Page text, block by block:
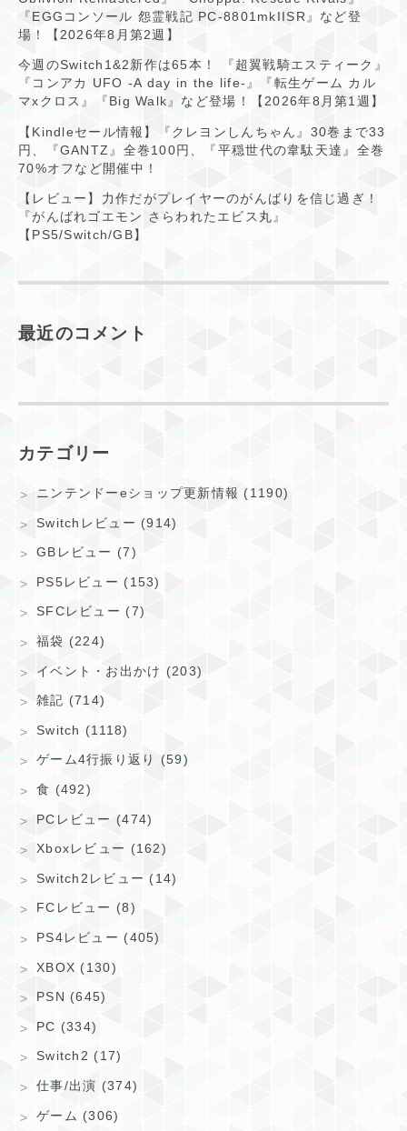
『EGGコンソール 怨霊戦記 PC-8801mkIISR』など登
場！【2026年8月第2週】
今週のSwitch1&2新作は65本！ 『超翼戦騎エスティーク』
『コンアカ UFO -A day in the life-』『転生ゲーム カル
マxクロス』『Big Walk』など登場！【2026年8月第1週】
【Kindleセール情報】『クレヨンしんちゃん』30巻まで33
円、『GANTZ』全巻100円、『平穏世代の韋駄天達』全巻
70%オフなど開催中！
【レビュー】力作だがプレイヤーのがんばりを信じ過ぎ！
『がんばれゴエモン さらわれたエビス丸』
【PS5/Switch/GB】
最近のコメント
カテゴリー
ニンテンドーeショップ更新情報 (1190)
Switchレビュー (914)
GBレビュー (7)
PS5レビュー (153)
SFCレビュー (7)
福袋 (224)
イベント・お出かけ (203)
雑記 (714)
Switch (1118)
ゲーム4行振り返り (59)
食 (492)
PCレビュー (474)
Xboxレビュー (162)
Switch2レビュー (14)
FCレビュー (8)
PS4レビュー (405)
XBOX (130)
PSN (645)
PC (334)
Switch2 (17)
仕事/出演 (374)
ゲーム (306)